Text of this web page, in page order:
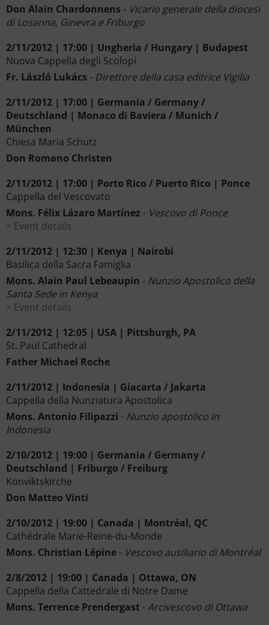
Don Alain Chardonnens - Vicario generale della diocesi
di Losanna, Ginevra e Friburgo
2/11/2012 | 17:00 | Ungheria / Hungary | Budapest
Nuova Cappella degli Scolopi
Fr. László Lukács - Direttore della casa editrice Vigilia
2/11/2012 | 17:00 | Germania / Germany /
Deutschland | Monaco di Baviera / Munich /
München
Chiesa Maria Schutz
Don Romano Christen
2/11/2012 | 17:00 | Porto Rico / Puerto Rico | Ponce
Cappella del Vescovato
Mons. Félix Lázaro Martínez - Vescovo di Ponce
Event details
2/11/2012 | 12:30 | Kenya | Nairobi
Basilica della Sacra Famiglia
Mons. Alain Paul Lebeaupin - Nunzio Apostolico della
Santa Sede in Kenya
Event details
2/11/2012 | 12:05 | USA | Pittsburgh, PA
St. Paul Cathedral
Father Michael Roche
2/11/2012 | Indonesia | Giacarta / Jakarta
Cappella della Nunziatura Apostolica
Mons. Antonio Filipazzi - Nunzio apostolico in
Indonesia
2/10/2012 | 19:00 | Germania / Germany /
Deutschland | Friburgo / Freiburg
Konviktskirche
Don Matteo Vinti
2/10/2012 | 19:00 | Canada | Montréal, QC
Cathédrale Marie-Reine-du-Monde
Mons. Christian Lépine - Vescovo ausiliario di Montréal
2/8/2012 | 19:00 | Canada | Ottawa, ON
Cappella della Cattedrale di Notre Dame
Mons. Terrence Prendergast -Arcivescovo di Ottawa